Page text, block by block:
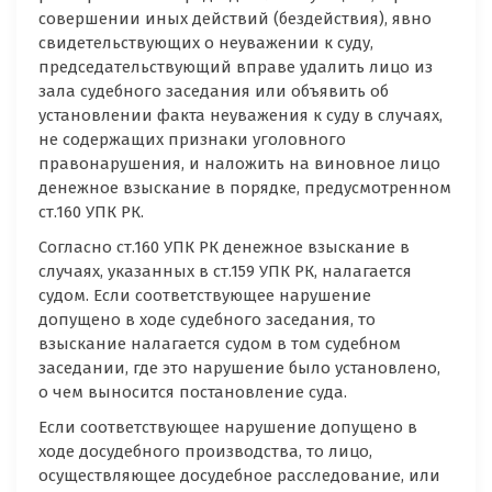
совершении иных действий (бездействия), явно
свидетельствующих о неуважении к суду,
председательствующий вправе удалить лицо из
зала судебного заседания или объявить об
установлении факта неуважения к суду в случаях,
не содержащих признаки уголовного
правонарушения, и наложить на виновное лицо
денежное взыскание в порядке, предусмотренном
ст.160 УПК РК.
Согласно ст.160 УПК РК денежное взыскание в
случаях, указанных в ст.159 УПК РК, налагается
судом. Если соответствующее нарушение
допущено в ходе судебного заседания, то
взыскание налагается судом в том судебном
заседании, где это нарушение было установлено,
о чем выносится постановление суда.
Если соответствующее нарушение допущено в
ходе досудебного производства, то лицо,
осуществляющее досудебное расследование, или